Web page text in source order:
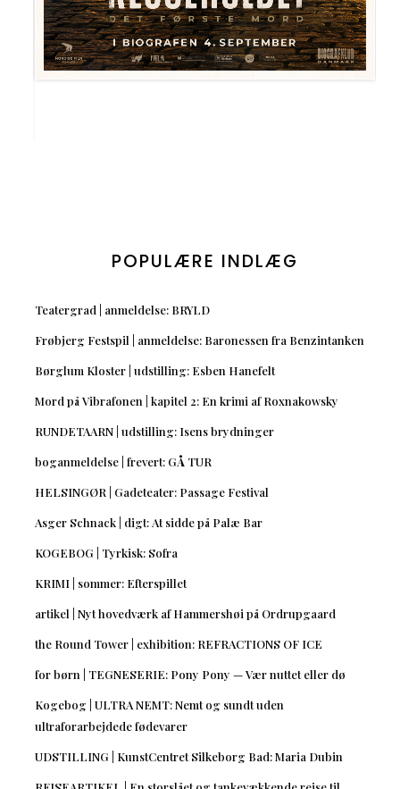
POPULÆRE INDLÆG
Teatergrad | anmeldelse: BRYLD
Frøbjerg Festspil | anmeldelse: Baronessen fra Benzintanken
Børglum Kloster | udstilling: Esben Hanefelt
Mord på Vibrafonen | kapitel 2: En krimi af Roxnakowsky
RUNDETAARN | udstilling: Isens brydninger
boganmeldelse | frevert: GÅ TUR
HELSINGØR | Gadeteater: Passage Festival
Asger Schnack | digt: At sidde på Palæ Bar
KOGEBOG | Tyrkisk: Sofra
KRIMI | sommer: Efterspillet
artikel | Nyt hovedværk af Hammershøi på Ordrupgaard
the Round Tower | exhibition: REFRACTIONS OF ICE
for børn | TEGNESERIE: Pony Pony — Vær nuttet eller dø
Kogebog | ULTRA NEMT: Nemt og sundt uden
ultraforarbejdede fødevarer
UDSTILLING | KunstCentret Silkeborg Bad: Maria Dubin